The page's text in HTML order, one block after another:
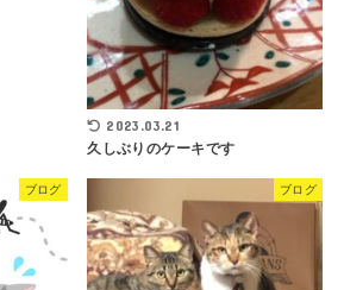
2023.03.21
久しぶりのケーキです
ブログ ブログ